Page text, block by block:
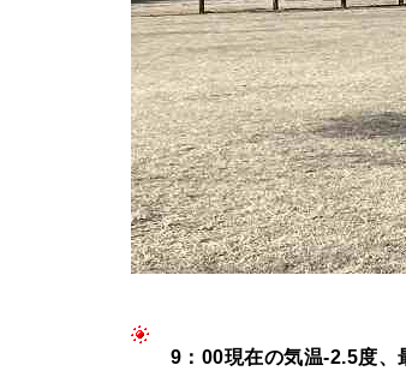
9：00現在の気温-2.5度、